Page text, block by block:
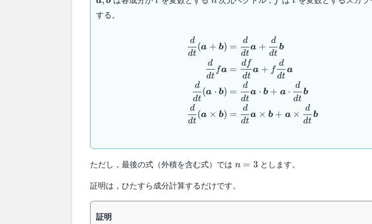
\boldsymbol{b}
する。
\begin{aligned}
dt
d
(a + b)
dt
d
fa
dt
d
(a ⋅ b)
dt
d
(a × b)
=
dt
d
a +
dt
d
b
=
dt
df
a + f
dt
d
a
=
dt
d
a ⋅ b + a ⋅
dt
d
b
=
dt
d
a × b + a ×
dt
d
b
ただし，最後の式（外積を含む式）では n=3
n = 3 とします。
証明は，ひたすら成分計算するだけです。
証明